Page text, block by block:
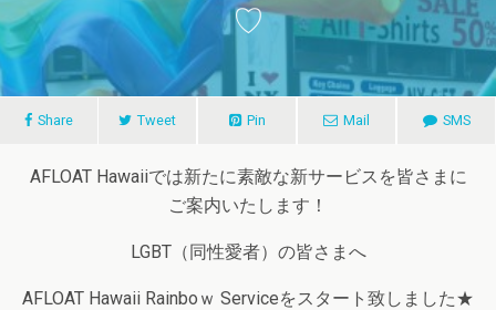
♡
Share Tweet Pin Mail SMS
AFLOAT Hawaiiでは新たに素敵な新サービスを皆さまに
ご案内いたします！
LGBT（同性愛者）の皆さまへ
AFLOAT Hawaii Rainboｗ Serviceをスタート致しました★